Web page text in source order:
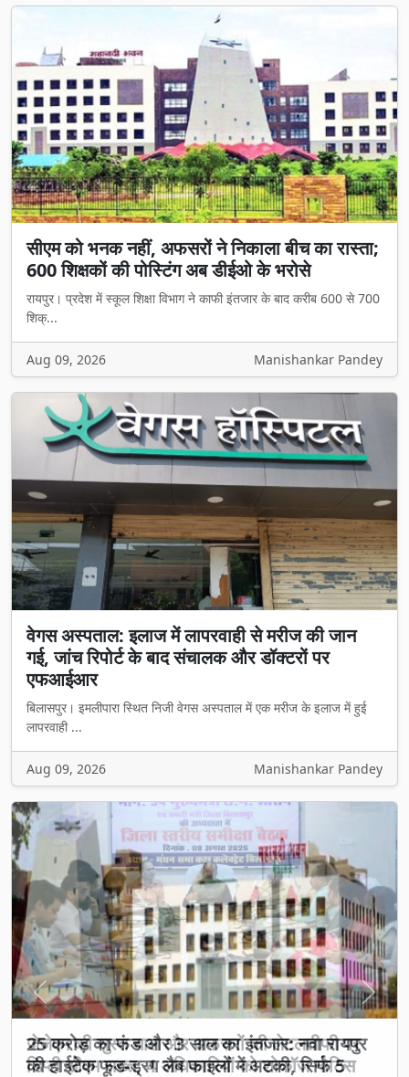
सीएम को भनक नहीं, अफसरों ने निकाला बीच का रास्ता;
600 शिक्षकों की पोस्टिंग अब डीईओ के भरोसे
रायपुर। प्रदेश में स्कूल शिक्षा विभाग ने काफी इंतजार के बाद करीब 600 से 700
शिक्...
Aug 09, 2026 Manishankar Pandey
वेगस अस्पताल: इलाज में लापरवाही से मरीज की जान
गई, जांच रिपोर्ट के बाद संचालक और डॉक्टरों पर
एफआईआर
बिलासपुर। इमलीपारा स्थित निजी वेगस अस्पताल में एक मरीज के इलाज में हुई
लापरवाही ...
Aug 09, 2026 Manishankar Pandey
25 करोड़ का फंड और 3 साल का इंतजार: नवा रायपुर
की हाईटेक फूड-ड्रग लैब फाइलों में अटकी, सिर्फ 5
Previous Next